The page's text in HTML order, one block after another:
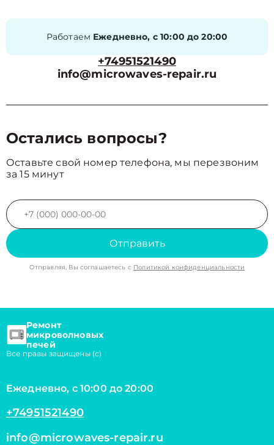
Работаем Ежедневно, с 10:00 до 20:00
+74951521490
info@microwaves-repair.ru
Остались вопросы?
Оставьте свой номер телефона, мы перезвоним
за 15 минут
Отправить
Отправляя, Вы соглашаетесь с Политикой конфиденциальности
Ремонт
микроволновых
печей
Все правы защищены (с)
Ежедневно, с 10:00 до 20:00
+74951521490
info@microwaves-repair.ru